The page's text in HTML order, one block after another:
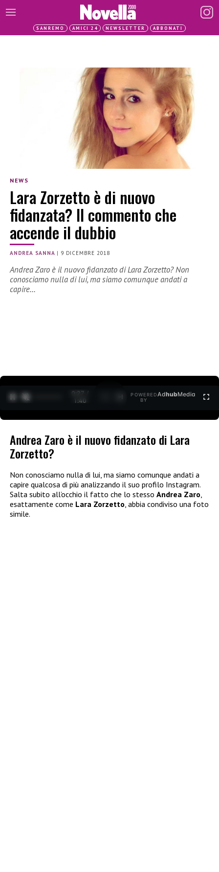
SANREMO AMICI 24 NEWSLETTER ABBONATI
NEWS
Lara Zorzetto è di nuovo
fidanzata? Il commento che
accende il dubbio
ANDREA SANNA | 9 DICEMBRE 2018
Andrea Zaro è il nuovo fidanzato di Lara Zorzetto? Non
conosciamo nulla di lui, ma siamo comunque andati a
capire…
0:27 /
1:40
POWERED
BY
AdhubMedia
Andrea Zaro è il nuovo fidanzato di Lara
Zorzetto?
Non conosciamo nulla di lui, ma siamo comunque andati a
capire qualcosa di più analizzando il suo profilo Instagram.
Salta subito all’occhio il fatto che lo stesso Andrea Zaro,
esattamente come Lara Zorzetto, abbia condiviso una foto
simile.